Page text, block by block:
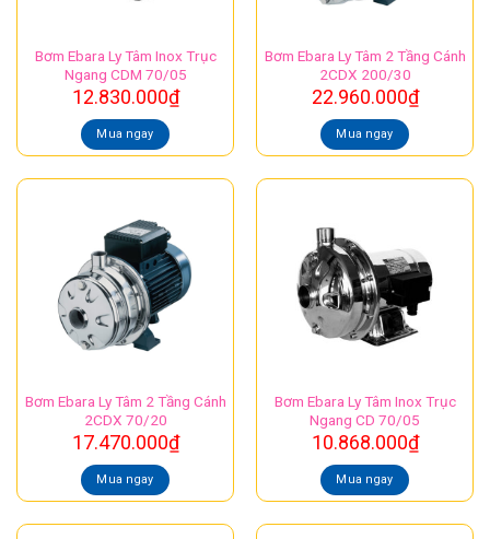
Bơm Ebara Ly Tâm Inox Trục
Ngang CDM 70/05
12.830.000₫
Mua ngay
Bơm Ebara Ly Tâm 2 Tầng Cánh
2CDX 200/30
22.960.000₫
Mua ngay
Bơm Ebara Ly Tâm 2 Tầng Cánh
2CDX 70/20
17.470.000₫
Mua ngay
Bơm Ebara Ly Tâm Inox Trục
Ngang CD 70/05
10.868.000₫
Mua ngay